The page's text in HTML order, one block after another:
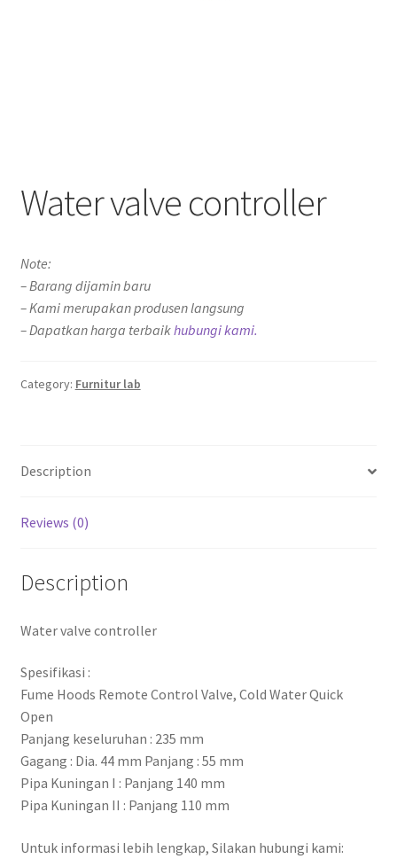
Water valve controller
Note:
– Barang dijamin baru
– Kami merupakan produsen langsung
– Dapatkan harga terbaikhubungi kami.
Category: Furnitur lab
Description
Reviews (0)
Description
Water valve controller
Spesifikasi :
Fume Hoods Remote Control Valve, Cold Water Quick
Open
Panjang keseluruhan : 235 mm
Gagang : Dia. 44 mm Panjang : 55 mm
Pipa Kuningan I : Panjang 140 mm
Pipa Kuningan II : Panjang 110 mm
Untuk informasi lebih lengkap, Silakan hubungi kami: